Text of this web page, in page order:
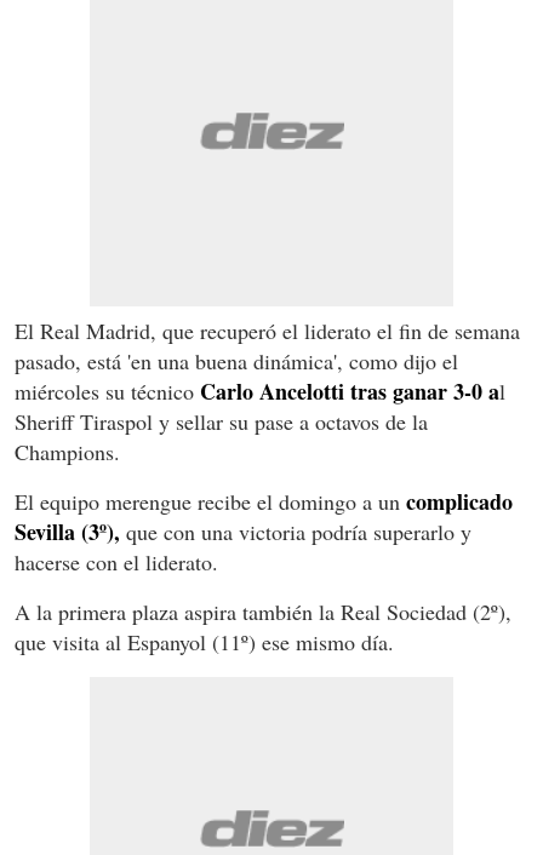
El Real Madrid, que recuperó el liderato el fin de semana
pasado, está 'en una buena dinámica', como dijo el
miércoles su técnico Carlo Ancelotti tras ganar 3-0 al
Sheriff Tiraspol y sellar su pase a octavos de la
Champions.
El equipo merengue recibe el domingo a un complicado
Sevilla (3º), que con una victoria podría superarlo y
hacerse con el liderato.
A la primera plaza aspira también la Real Sociedad (2º),
que visita al Espanyol (11º) ese mismo día.